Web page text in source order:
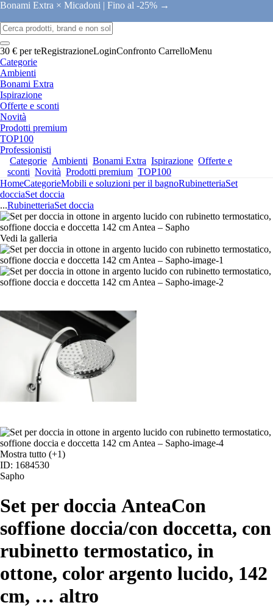
Bonami Extra × Micadoni | Fino al -25% →
30 € per teRegistrazioneLoginConfronto CarrelloMenu
Categorie
Ambienti
Bonami Extra
Ispirazione
Offerte e sconti
Novità
Prodotti premium
TOP100
Professionisti
Categorie Ambienti Bonami Extra Ispirazione Offerte e
sconti Novità Prodotti premium TOP100
HomeCategorieMobili e soluzioni per il bagnoRubinetteriaSet
docciaSet doccia
...RubinetteriaSet doccia
Vedi la galleria
Mostra tutto (+1)
ID: 1684530
Sapho
Set per doccia AnteaCon
soffione doccia/con doccetta, con
rubinetto termostatico, in
ottone, color argento lucido, 142
cm, … altro